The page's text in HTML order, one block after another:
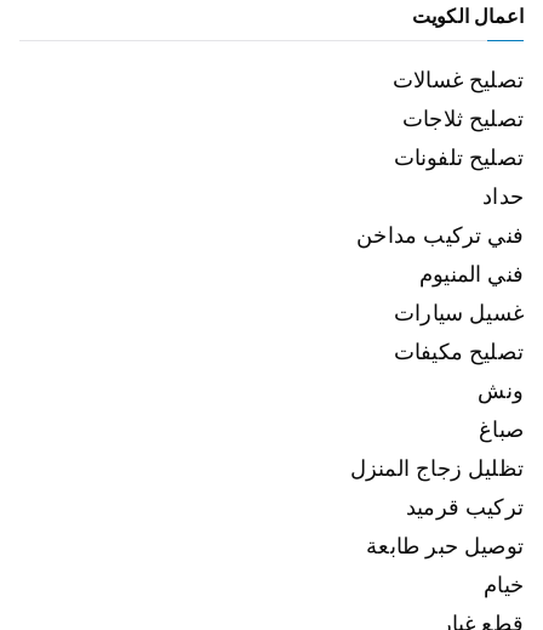
اعمال الكويت
تصليح غسالات
تصليح ثلاجات
تصليح تلفونات
حداد
فني تركيب مداخن
فني المنيوم
غسيل سيارات
تصليح مكيفات
ونش
صباغ
تظليل زجاج المنزل
تركيب قرميد
توصيل حبر طابعة
خيام
قطع غيار